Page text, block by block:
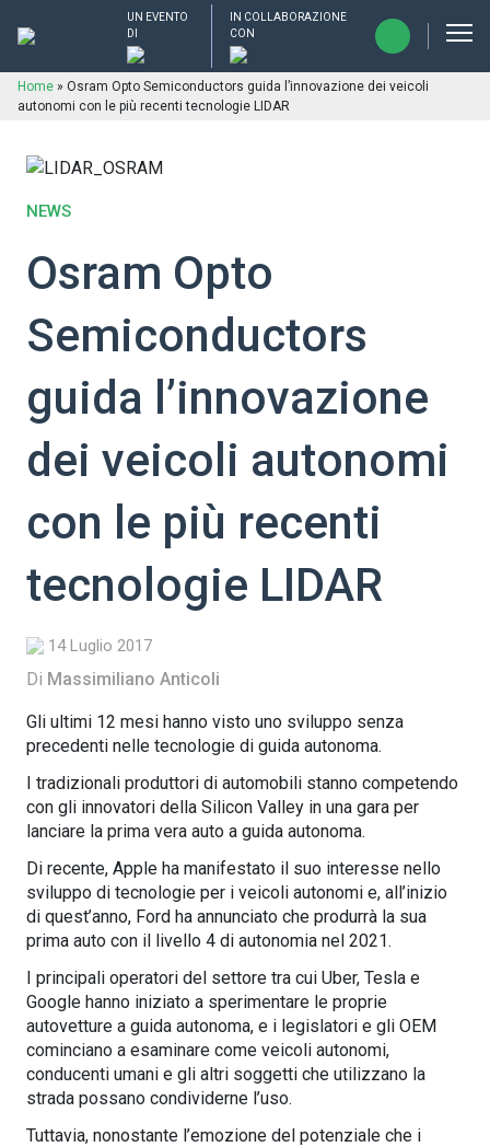
UN EVENTO
DI
IN COLLABORAZIONE
CON
Home » Osram Opto Semiconductors guida l’innovazione dei veicoli
autonomi con le più recenti tecnologie LIDAR
NEWS
Osram Opto
Semiconductors
guida l’innovazione
dei veicoli autonomi
con le più recenti
tecnologie LIDAR
14 Luglio 2017
Di Massimiliano Anticoli
Gli ultimi 12 mesi hanno visto uno sviluppo senza
precedenti nelle tecnologie di guida autonoma.
I tradizionali produttori di automobili stanno competendo
con gli innovatori della Silicon Valley in una gara per
lanciare la prima vera auto a guida autonoma.
Di recente, Apple ha manifestato il suo interesse nello
sviluppo di tecnologie per i veicoli autonomi e, all’inizio
di quest’anno, Ford ha annunciato che produrrà la sua
prima auto con il livello 4 di autonomia nel 2021.
I principali operatori del settore tra cui Uber, Tesla e
Google hanno iniziato a sperimentare le proprie
autovetture a guida autonoma, e i legislatori e gli OEM
cominciano a esaminare come veicoli autonomi,
conducenti umani e gli altri soggetti che utilizzano la
strada possano condividerne l’uso.
Tuttavia, nonostante l’emozione del potenziale che i